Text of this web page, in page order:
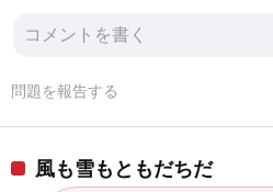
問題を報告する
風も雪もともだちだ